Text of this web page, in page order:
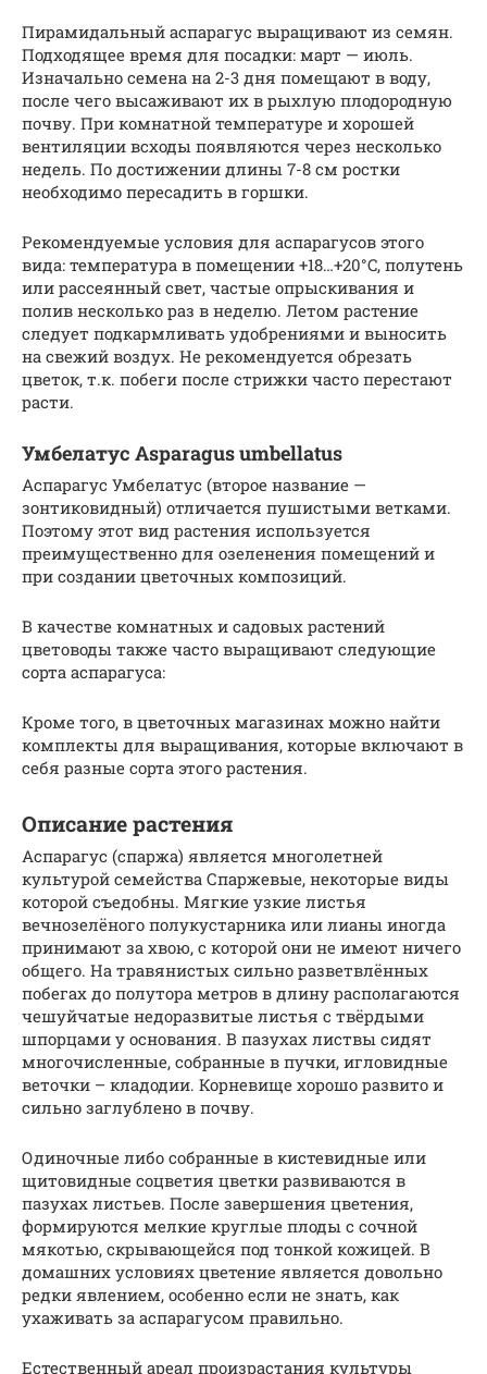
Пирамидальный аспарагус выращивают из семян.
Подходящее время для посадки: март — июль.
Изначально семена на 2-3 дня помещают в воду,
после чего высаживают их в рыхлую плодородную
почву. При комнатной температуре и хорошей
вентиляции всходы появляются через несколько
недель. По достижении длины 7-8 см ростки
необходимо пересадить в горшки.
Рекомендуемые условия для аспарагусов этого
вида: температура в помещении +18…+20°C, полутень
или рассеянный свет, частые опрыскивания и
полив несколько раз в неделю. Летом растение
следует подкармливать удобрениями и выносить
на свежий воздух. Не рекомендуется обрезать
цветок, т.к. побеги после стрижки часто перестают
расти.
Умбелатус Asparagus umbellatus
Аспарагус Умбелатус (второе название —
зонтиковидный) отличается пушистыми ветками.
Поэтому этот вид растения используется
преимущественно для озеленения помещений и
при создании цветочных композиций.
В качестве комнатных и садовых растений
цветоводы также часто выращивают следующие
сорта аспарагуса:
Кроме того, в цветочных магазинах можно найти
комплекты для выращивания, которые включают в
себя разные сорта этого растения.
Описание растения
Аспарагус (спаржа) является многолетней
культурой семейства Спаржевые, некоторые виды
которой съедобны. Мягкие узкие листья
вечнозелёного полукустарника или лианы иногда
принимают за хвою, с которой они не имеют ничего
общего. На травянистых сильно разветвлённых
побегах до полутора метров в длину располагаются
чешуйчатые недоразвитые листья с твёрдыми
шпорцами у основания. В пазухах листвы сидят
многочисленные, собранные в пучки, игловидные
веточки – кладодии. Корневище хорошо развито и
сильно заглублено в почву.
Одиночные либо собранные в кистевидные или
щитовидные соцветия цветки развиваются в
пазухах листьев. После завершения цветения,
формируются мелкие круглые плоды с сочной
мякотью, скрывающейся под тонкой кожицей. В
домашних условиях цветение является довольно
редки явлением, особенно если не знать, как
ухаживать за аспарагусом правильно.
Естественный ареал произрастания культуры